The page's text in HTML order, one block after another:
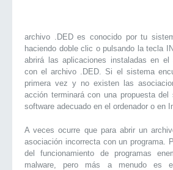
archivo .DED es conocido por tu
haciendo doble clic o pulsando la tecla
abrirá las aplicaciones instaladas en
con el archivo .DED. Si el sistema
primera vez y no existen las
acción terminará con una propuesta del
software adecuado en el ordenador o en
A veces ocurre que para abrir un
asociación incorrecta con un programa.
del funcionamiento de programas
malware, pero más a menudo es